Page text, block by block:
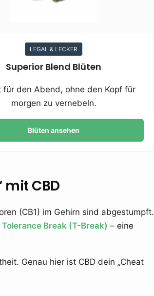
LEGAL & LECKER
Superior Blend Blüten
für den Abend, ohne den Kopf für
morgen zu vernebeln.
Blüten ansehen
mit CBD
(CB1) im Gehirn sind abgestumpft.
Tolerance Break (T-Break) – eine
Genau hier ist CBD dein „Cheat